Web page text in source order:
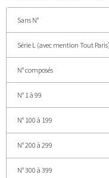
Sans N°
Série L (avec mention Tout Paris)
N° composés
N° 1 à 99
N° 100 à 199
N° 200 à 299
N° 300 à 399